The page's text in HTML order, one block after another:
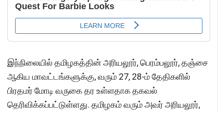
இந்நிலையில் தமிழகத்தின் அரியலூர், பெரம்பலூர், தஞ்சை
ஆகிய மாவட்டங்களுக்கு, வரும் 27, 28-ம் தேதிகளில்
பிரதமர் மோடி வருகை தர உள்ளதாக தகவல்
தெரிவிக்கப்பட்டுள்ளது. தமிழகம் வரும் அவர் அரியலூர்,